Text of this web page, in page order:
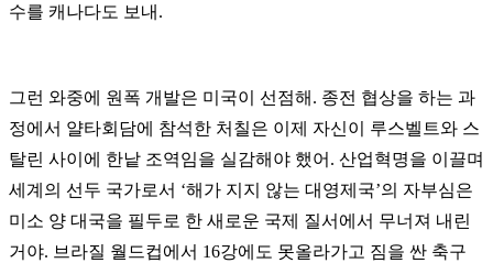
수를 캐나다도 보내 .
그런 와중에 원폭 개발은 미국이 선점해. 종전 협상을 하는 과
정에서 얄타회담에 참석한 처칠은 이제 자신이 루스벨트와 스
탈린 사이에 한낱 조역임을 실감해야 했어 . 산업혁명을 이끌며
세계의 선두 국가로서 ‘해가 지지 않는 대영제국’의 자부심은
미소 양 대국을 필두로 한 새로운 국제 질서에서 무너져 내린
거야. 브라질 월드컵에서 16강에도 못올라가고 짐을 싼 축구